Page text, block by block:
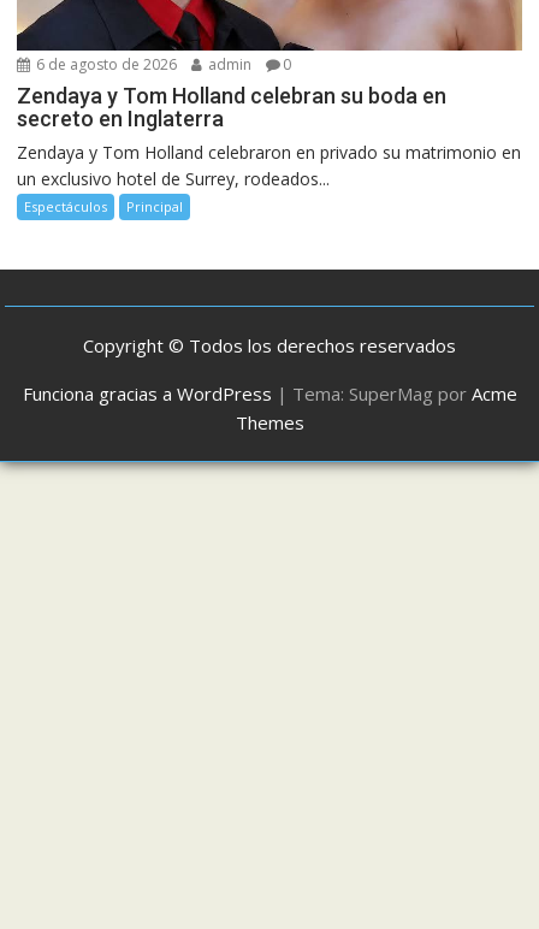
6 de agosto de 2026 admin 0
Zendaya y Tom Holland celebran su boda en
secreto en Inglaterra
Zendaya y Tom Holland celebraron en privado su matrimonio en
un exclusivo hotel de Surrey, rodeados...
Espectáculos Principal
Copyright © Todos los derechos reservados
Funciona gracias a WordPress | Tema: SuperMag por Acme
Themes